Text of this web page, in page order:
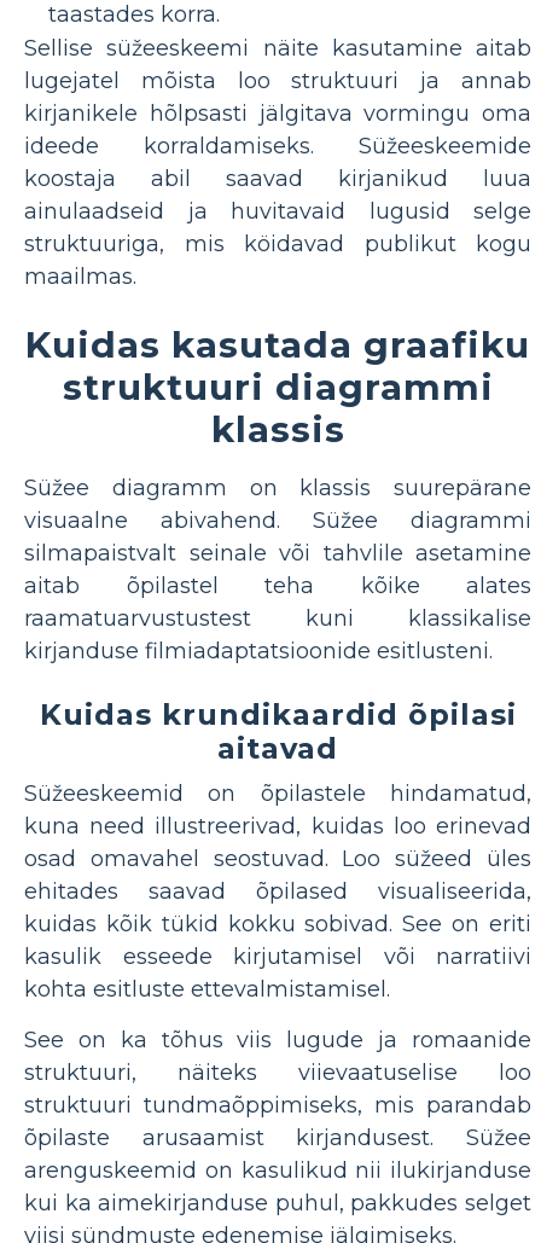
taastades korra.
Sellise süžeeskeemi näite kasutamine aitab
lugejatel mõista loo struktuuri ja annab
kirjanikele hõlpsasti jälgitava vormingu oma
ideede korraldamiseks. Süžeeskeemide
koostaja abil saavad kirjanikud luua
ainulaadseid ja huvitavaid lugusid selge
struktuuriga, mis köidavad publikut kogu
maailmas.
Kuidas kasutada graafiku
struktuuri diagrammi
klassis
Süžee diagramm on klassis suurepärane
visuaalne abivahend. Süžee diagrammi
silmapaistvalt seinale või tahvlile asetamine
aitab õpilastel teha kõike alates
raamatuarvustustest kuni klassikalise
kirjanduse filmiadaptatsioonide esitlusteni.
Kuidas krundikaardid õpilasi
aitavad
Süžeeskeemid on õpilastele hindamatud,
kuna need illustreerivad, kuidas loo erinevad
osad omavahel seostuvad. Loo süžeed üles
ehitades saavad õpilased visualiseerida,
kuidas kõik tükid kokku sobivad. See on eriti
kasulik esseede kirjutamisel või narratiivi
kohta esitluste ettevalmistamisel.
See on ka tõhus viis lugude ja romaanide
struktuuri, näiteks viievaatuselise loo
struktuuri tundmaõppimiseks, mis parandab
õpilaste arusaamist kirjandusest. Süžee
arenguskeemid on kasulikud nii ilukirjanduse
kui ka aimekirjanduse puhul, pakkudes selget
viisi sündmuste edenemise jälgimiseks.